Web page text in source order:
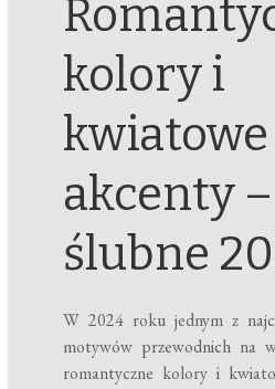
kolory i
kwiatowe
akcenty
ślubne
W 2024 roku jednym z
motywów przewodnich na
romantyczne kolory i